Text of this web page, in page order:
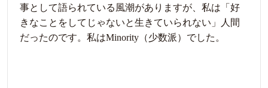
事として語られている風潮がありますが、私は「好
きなことをしてじゃないと生きていられない」人間
だったのです。私はMinority（少数派）でした。